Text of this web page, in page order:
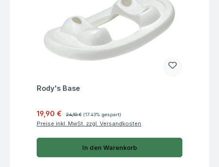
Fragen zum Artikel
Rody's Base
Verkaufspreis:
19,90 € 24,10 € (17.43% gespart)
Preise inkl. MwSt. zzgl. Versandkosten
In den Warenkorb